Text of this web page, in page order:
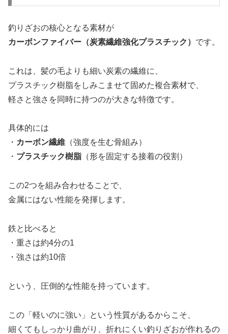
釣りざおの核心となる素材が
カーボンファイバー（炭素繊維強化プラスチック） です。
これは、髪の毛よりも細い炭素の繊維に、
プラスチック樹脂をしみこませて固めた複合素材で、
軽さと強さを同時に持つのが大きな特徴です。
具体的には
・ カーボン繊維 （強度を生む骨組み）
・ プラスチック樹脂 （形を固定する接着の役割）
この2つを組み合わせることで、
金属にはない性能を発揮します。
鉄と比べると
・重さは約4分の1
・強さは約10倍
という、圧倒的な性能を持っています。
この「軽いのに強い」という性質があるからこそ、
細くてもしっかり曲がり、折れにくい釣りざおが作れるの